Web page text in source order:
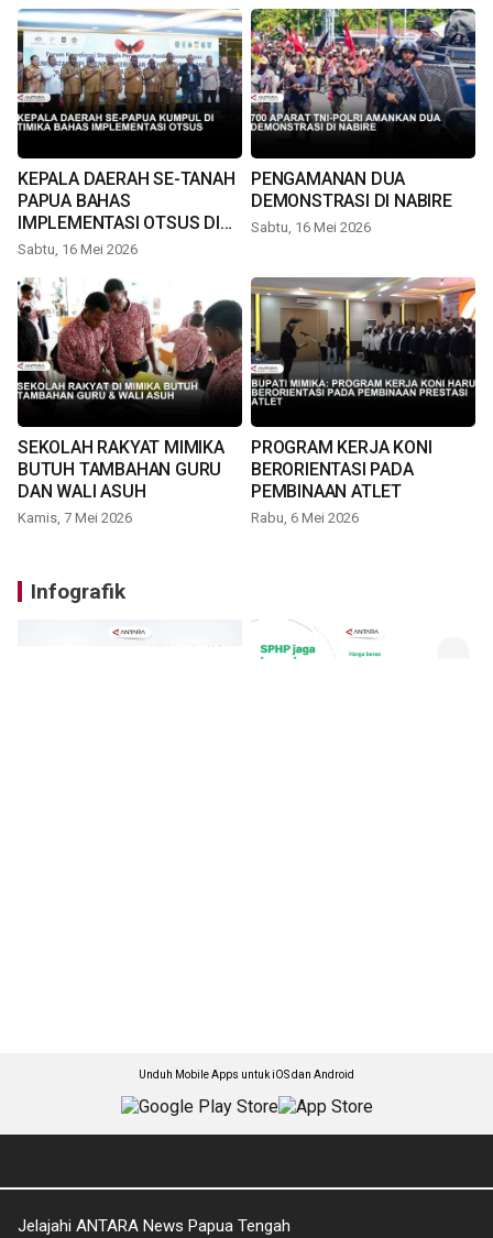
KEPALA DAERAH SE-TANAH
PAPUA BAHAS
IMPLEMENTASI OTSUS DI
TIMIKA
Sabtu, 16 Mei 2026
PENGAMANAN DUA
DEMONSTRASI DI NABIRE
Sabtu, 16 Mei 2026
SEKOLAH RAKYAT MIMIKA
BUTUH TAMBAHAN GURU
DAN WALI ASUH
Kamis, 7 Mei 2026
PROGRAM KERJA KONI
BERORIENTASI PADA
PEMBINAAN ATLET
Rabu, 6 Mei 2026
Infografik
Unduh Mobile Apps untuk iOS dan Android
Jelajahi ANTARA News Papua Tengah